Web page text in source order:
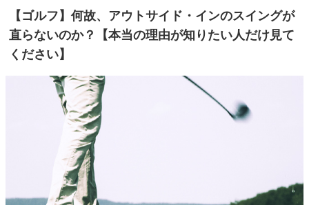
【ゴルフ】何故、アウトサイド・インのスイングが
直らないのか？【本当の理由が知りたい人だけ見て
ください】